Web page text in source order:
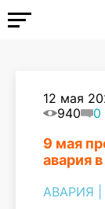
12 мая
940
0
9 мая
авария
АВАРИЯ